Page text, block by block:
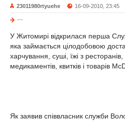
23011980rtyuehe 16-09-2010, 23:45
---
У Житомирі відкрилася перша
яка займається цілодобовою
харчування, суші, їжі з ресторанів,
медикаментів, квитків і товарів
Як заявив співвласник служби